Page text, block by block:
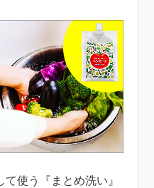
て使う『まとめ洗い』